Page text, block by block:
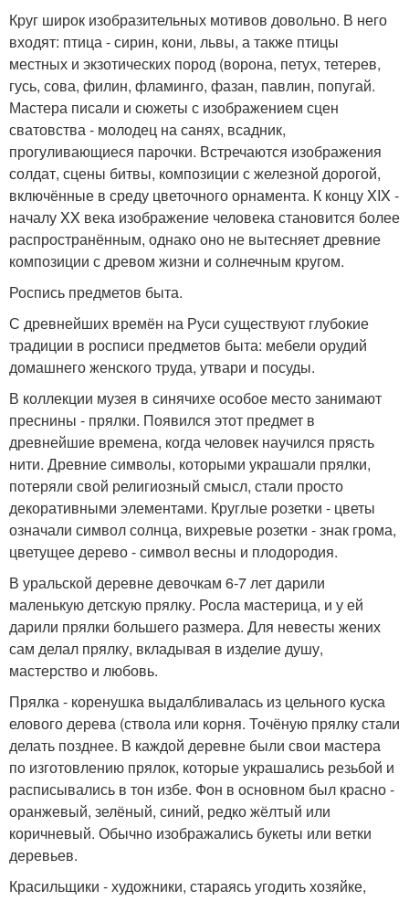
Круг широк изобразительных мотивов довольно. В него
входят: птица - сирин, кони, львы, а также птицы
местных и экзотических пород (ворона, петух, тетерев,
гусь, сова, филин, фламинго, фазан, павлин, попугай.
Мастера писали и сюжеты с изображением сцен
сватовства - молодец на санях, всадник,
прогуливающиеся парочки. Встречаются изображения
солдат, сцены битвы, композиции с железной дорогой,
включённые в среду цветочного орнамента. К концу XIX -
началу XX века изображение человека становится более
распространённым, однако оно не вытесняет древние
композиции с древом жизни и солнечным кругом.
Роспись предметов быта.
С древнейших времён на Руси существуют глубокие
традиции в росписи предметов быта: мебели орудий
домашнего женского труда, утвари и посуды.
В коллекции музея в синячихе особое место занимают
преснины - прялки. Появился этот предмет в
древнейшие времена, когда человек научился прясть
нити. Древние символы, которыми украшали прялки,
потеряли свой религиозный смысл, стали просто
декоративными элементами. Круглые розетки - цветы
означали символ солнца, вихревые розетки - знак грома,
цветущее дерево - символ весны и плодородия.
В уральской деревне девочкам 6-7 лет дарили
маленькую детскую прялку. Росла мастерица, и у ей
дарили прялки большего размера. Для невесты жених
сам делал прялку, вкладывая в изделие душу,
мастерство и любовь.
Прялка - коренушка выдалбливалась из цельного куска
елового дерева (ствола или корня. Точёную прялку стали
делать позднее. В каждой деревне были свои мастера
по изготовлению прялок, которые украшались резьбой и
расписывались в тон избе. Фон в основном был красно -
оранжевый, зелёный, синий, редко жёлтый или
коричневый. Обычно изображались букеты или ветки
деревьев.
Красильщики - художники, стараясь угодить хозяйке,